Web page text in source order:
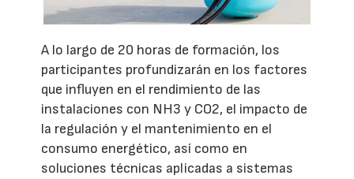
A lo largo de 20 horas de formación, los
participantes profundizarán en los factores
que influyen en el rendimiento de las
instalaciones con NH3 y CO2, el impacto de
la regulación y el mantenimiento en el
consumo energético, así como en
soluciones técnicas aplicadas a sistemas